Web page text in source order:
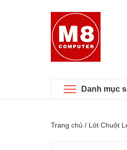
Danh mục
Trang chủ / Lót Chuột